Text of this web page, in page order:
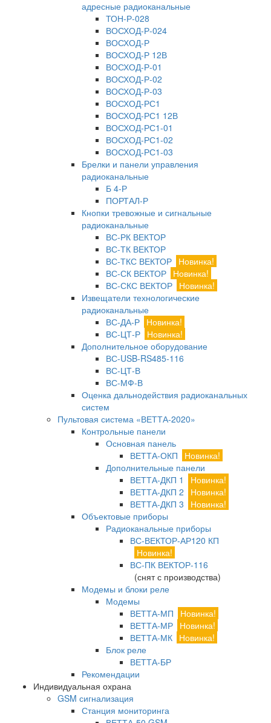
адресные радиоканальные
ТОН-Р-028
ВОСХОД-Р-024
ВОСХОД-Р
ВОСХОД-Р 12В
ВОСХОД-Р-01
ВОСХОД-Р-02
ВОСХОД-Р-03
ВОСХОД-РС1
ВОСХОД-РС1 12В
ВОСХОД-РС1-01
ВОСХОД-РС1-02
ВОСХОД-РС1-03
Брелки и панели управления
радиоканальные
Б 4-Р
ПОРТАЛ-Р
Кнопки тревожные и сигнальные
радиоканальные
ВС-РК ВЕКТОР
ВС-ТК ВЕКТОР
ВС-ТКС ВЕКТОР Новинка!
ВС-СК ВЕКТОР Новинка!
ВС-СКС ВЕКТОР Новинка!
Извещатели технологические
радиоканальные
ВС-ДА-Р Новинка!
ВС-ЦТ-Р Новинка!
Дополнительное оборудование
ВС-USB-RS485-116
ВС-ЦТ-В
ВС-МФ-В
Оценка дальнодействия радиоканальных
систем
Пультовая система «ВЕТТА-2020»
Контрольные панели
Основная панель
ВЕТТА-ОКП
Новинка!
Дополнительные панели
ВЕТТА-ДКП 1
Новинка!
ВЕТТА-ДКП 2
Новинка!
ВЕТТА-ДКП 3
Новинка!
Объектовые приборы
Радиоканальные приборы
ВС-ВЕКТОР-АР120 КП
Новинка!
ВС-ПК ВЕКТОР-116
(снят с производства)
Модемы и блоки реле
Модемы
ВЕТТА-МП
Новинка!
ВЕТТА-МР Новинка!
ВЕТТА-МК Новинка!
Блок реле
ВЕТТА-БР
Рекомендации
Индивидуальная охрана
GSM сигнализация
Станция мониторинга